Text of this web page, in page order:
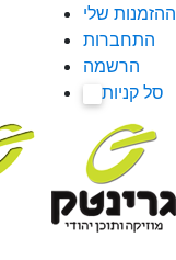
ההזמנות שלי
התחברות
הרשמה
סל קניות